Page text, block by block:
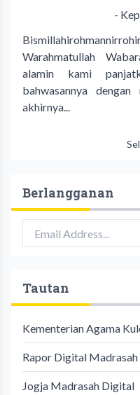
-
Warahmatullah
alamin kami
bahwasannya
akhirnya...
Berlangganan
Tautan
Kementerian Agama
Rapor Digital Madrasah
Jogja Madrasah Digital